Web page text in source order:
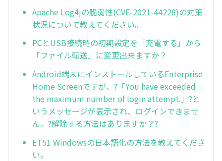
Apache Log4jの脆弱性(CVE-2021-44228)の対策
状況について教えてください。
PCとUSB接続時の初期設定を「充電する」から
「ファイル転送」に変更出来ますか？
Android端末にインストールしているEnterprise
Home Screenですが、?「You have exceeded
the maximum number of login attempt.」?と
いうメッセージが表示され、ログインできませ
ん。?解除する方法はありますか？?
ET51 Windowsの日本語化の方法を教えてくださ
い。